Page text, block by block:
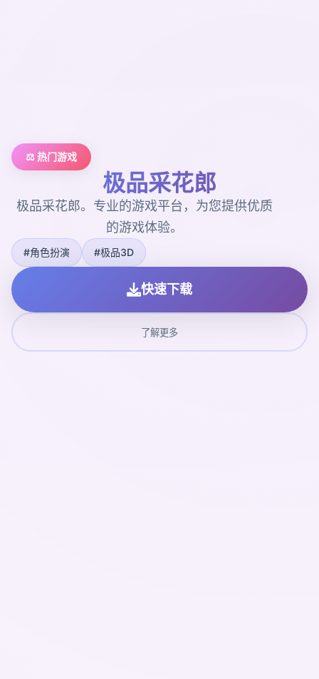
⚖️ 热门游戏
极品采花郎
极品采花郎。专业的游戏平台，为您提供优质
的游戏体验。
#角色扮演 #极品3D
快速下载
了解更多